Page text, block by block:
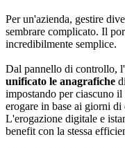
Per un'azienda, gestire
sembrare complicato. Il
incredibilmente semplice.
Dal pannello di controllo,
unificato le anagrafiche
impostando per ciascuno
erogare in base ai giorni di
L'erogazione digitale e
benefit con la stessa